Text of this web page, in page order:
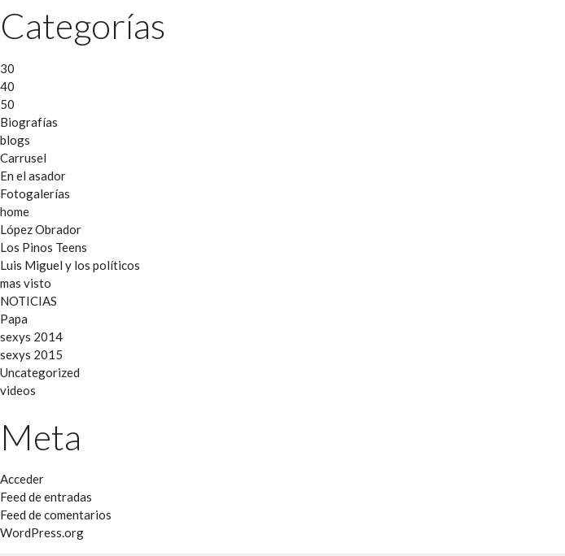
Categorías
30
40
50
Biografías
blogs
Carrusel
En el asador
Fotogalerías
home
López Obrador
Los Pinos Teens
Luis Miguel y los políticos
mas visto
NOTICIAS
Papa
sexys 2014
sexys 2015
Uncategorized
videos
Meta
Acceder
Feed de entradas
Feed de comentarios
WordPress.org